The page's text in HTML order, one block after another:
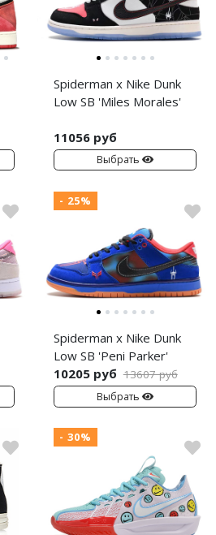
Spiderman x Nike Dunk
Low SB 'Miles Morales'
11056 руб
Выбрать
- 25%
Spiderman x Nike Dunk
Low SB 'Peni Parker'
10205 руб 13607 руб
Выбрать
- 30%